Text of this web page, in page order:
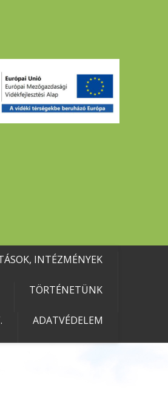
INTÉZMÉNYEK
TÖRTÉNETÜNK
ADATVÉDELEM